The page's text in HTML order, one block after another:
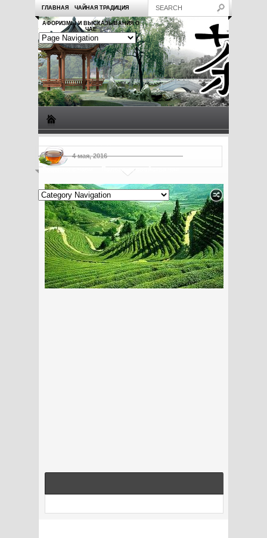
ГЛАВНАЯ ЧАЙНАЯ ТРАДИЦИЯ
АФОРИЗМЫ И ВЫСКАЗЫВАНИЯ О
ЧАЕ
Рецепты с чаем Полезные свойства чая
4 мая, 2016